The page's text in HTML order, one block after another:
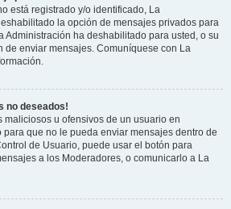
está registrado y/o identificado, La
la opción de mensajes privados para
Administración ha deshabilitado para usted, o su
de enviar mensajes. Comuníquese con La
no deseados!
u ofensivos de un usuario en
que no le pueda enviar mensajes dentro de
de Usuario, puede usar el botón para
a los Moderadores, o comunicarlo a La